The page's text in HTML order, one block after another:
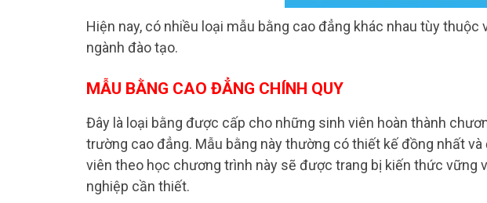
Hiện nay, có nhiều loại mẫu bằng cao đẳng khác nhau tùy thuộc
ngành đào tạo.
MẪU BẰNG CAO ĐẲNG CHÍNH QUY
Đây là loại bằng được cấp cho những sinh viên hoàn thành
trường cao đẳng. Mẫu bằng này thường có thiết kế đồng nhất
viên theo học chương trình này sẽ được trang bị kiến thức vững
nghiệp cần thiết.